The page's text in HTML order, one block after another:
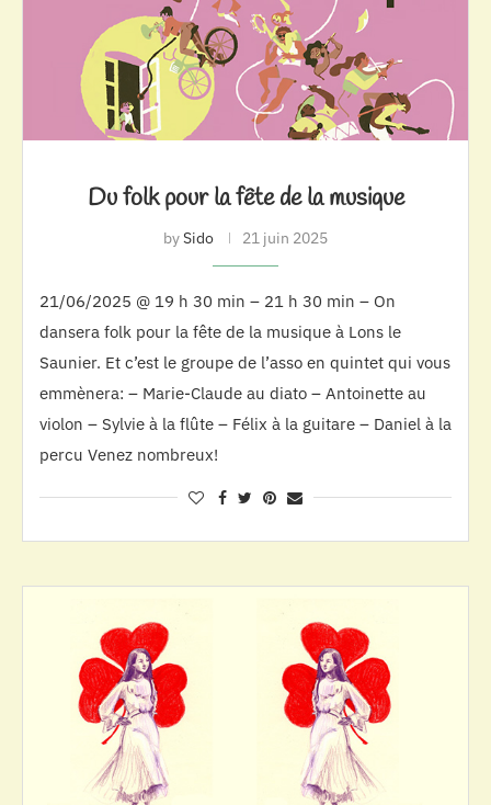
Du folk pour la fête de la musique
bySido 21 juin 2025
21/06/2025 @ 19 h 30 min – 21 h 30 min – On
dansera folk pour la fête de la musique à Lons le
Saunier. Et c’est le groupe de l’asso en quintet qui vous
emmènera: – Marie-Claude au diato – Antoinette au
violon – Sylvie à la flûte – Félix à la guitare – Daniel à la
percu Venez nombreux!